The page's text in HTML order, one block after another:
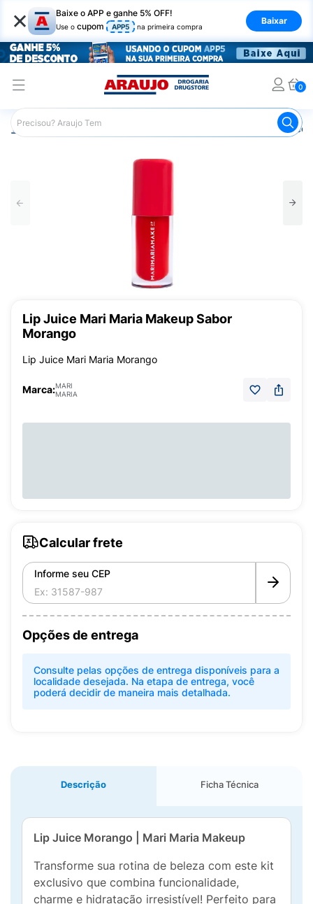
× Baixe o APP e ganhe 5% OFF!
Use o cupom APP5 na primeira compra
Baixar
0
Araujo Maquiagem Lip
Lip Juice Mari Maria Makeup Sabor
Morango
Lip Juice Mari Maria Morango
Marca:MARI
MARIA
Calcular frete
Informe seu CEP
Opções de entrega
Consulte pelas opções de entrega disponíveis para a
localidade desejada. Na etapa de entrega, você
poderá decidir de maneira mais detalhada.
Descrição Ficha Técnica
Lip Juice Morango | Mari Maria Makeup
Transforme sua rotina de beleza com este kit
exclusivo que combina funcionalidade,
charme e hidratação irresistível! Perfeito para